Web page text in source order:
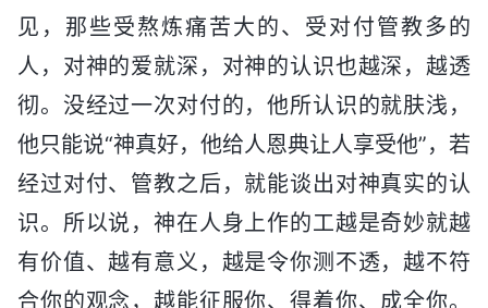
见，那些受熬炼痛苦大的、受对付管教多的
人，对神的爱就深，对神的认识也越深，越透
彻。没经过一次对付的，他所认识的就肤浅，
他只能说“神真好，他给人恩典让人享受他”，若
经过对付、管教之后，就能谈出对神真实的认
识。所以说，神在人身上作的工越是奇妙就越
有价值、越有意义，越是令你测不透，越不符
合你的观念，越能征服你、得着你、成全你。